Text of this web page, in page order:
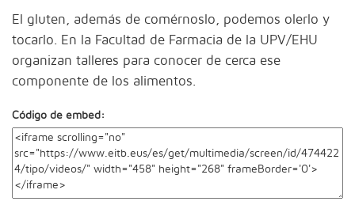
El gluten, además de comérnoslo, podemos olerlo y
tocarlo. En la Facultad de Farmacia de la UPV/EHU
organizan talleres para conocer de cerca ese
componente de los alimentos.
Código de embed: